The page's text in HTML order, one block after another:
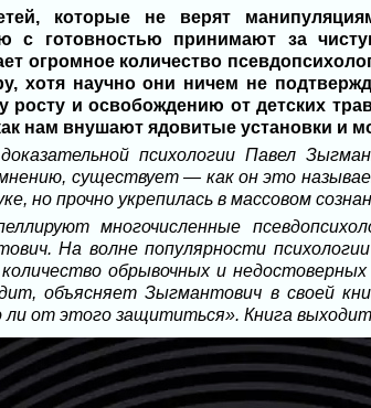
которые не верят
с готовностью принимают за
огромное количество
хотя научно они ничем не
росту и освобождению от детских
нам внушают ядовитые установки и
психологии Павел
мнению, существует — как он это
но прочно укрепилась в массовом
многочисленные
На волне популярности
обрывочных и
объясняет Зыгмантович в своей
от этого защититься». Книга